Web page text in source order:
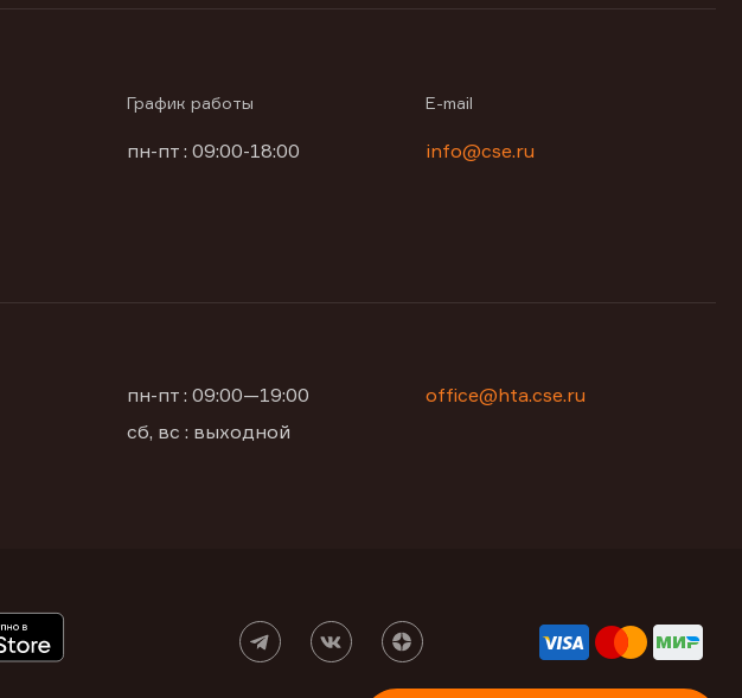
График работы
пн-пт : 09:00-18:00
E-mail
info@cse.ru
пн-пт : 09:00—19:00
сб, вс : выходной
office@hta.cse.ru